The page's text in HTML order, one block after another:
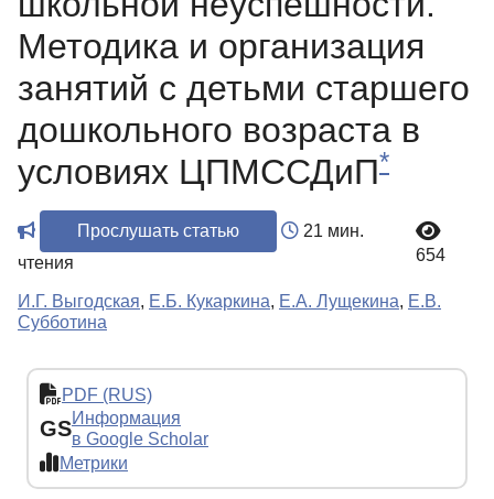
Методика и организация
занятий с детьми старшего
дошкольного возраста в
условиях ЦПМССДиП*
Прослушать статью
21 мин.
чтения
654
И.Г. Выгодская, Е.Б. Кукаркина, Е.А. Лущекина, Е.В.
Субботина
PDF (RUS)
GSИнформация
в Google Scholar
Метрики